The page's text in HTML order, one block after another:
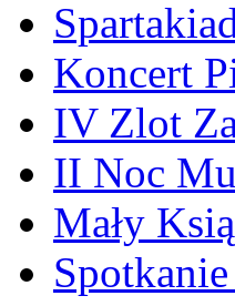
Koncert
IV Zlot
II Noc
Mały